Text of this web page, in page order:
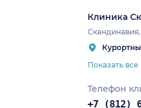
Клиника
Показать все
Телефон